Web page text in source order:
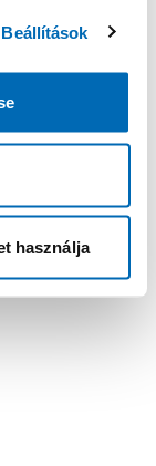
Beállítások
használja